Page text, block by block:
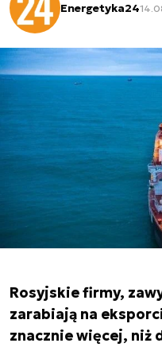
Energetyka24
Rosyjskie firmy,
zarabiają na
znacznie więcej, niż